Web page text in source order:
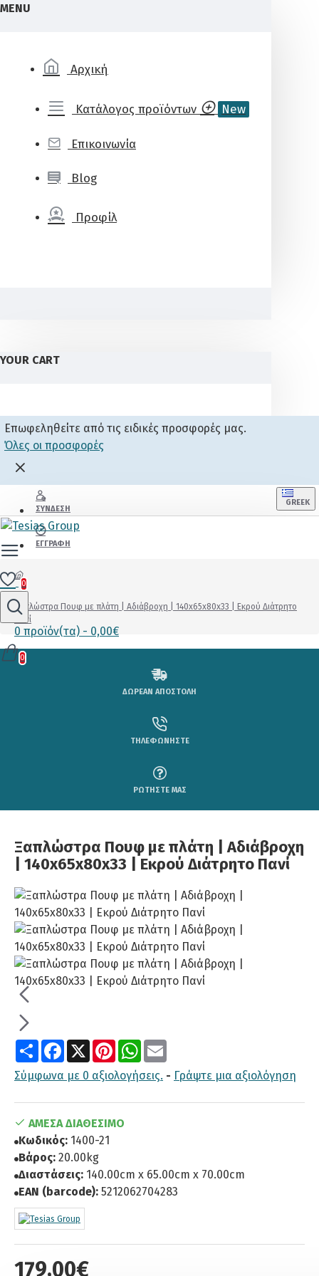
MENU
Αρχική
Κατάλογος προϊόντων New
Επικοινωνία
Blog
Προφίλ
YOUR CART
Επωφεληθείτε από τις ειδικές προσφορές μας.
Όλες οι προσφορές
ΣΎΝΔΕΣΗ
ΕΓΓΡΑΦΉ
GREEK
0
0 προϊόν(τα) - 0,00€
0
Ξαπλώστρα Πουφ με πλάτη | Αδιάβροχη | 140x65x80x33 | Εκρού Διάτρητο
Πανί
ΔΩΡΕΑΝ ΑΠΟΣΤΟΛΗ
ΤΗΛΕΦΩΝΗΣΤΕ
ΡΩΤΗΣΤΕ ΜΑΣ
Ξαπλώστρα Πουφ με πλάτη | Αδιάβροχη
| 140x65x80x33 | Εκρού Διάτρητο Πανί
ShareFacebook
X PinterestWhatsApp
Σύμφωνα με 0 αξιολογήσεις. - Γράψτε μια αξιολόγηση
179,00€
ΆΜΕΣΑ ΔΙΑΘΈΣΙΜΟ
Κωδικός: 1400-21
Βάρος: 20.00kg
Διαστάσεις: 140.00cm x 65.00cm x 70.00cm
EAN (barcode): 5212062704283